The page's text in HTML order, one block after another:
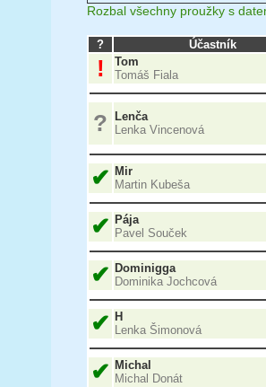
Rozbal všechny proužky s
? Účastník
!
Tom
Tomáš Fiala
?
Lenča
Lenka Vincenová
✔ Mir
Martin Kubeša
✔ Pája
Pavel Souček
✔ Dominigga
Dominika Jochcová
✔ H
Lenka Šimonová
✔ Michal
Michal Donát